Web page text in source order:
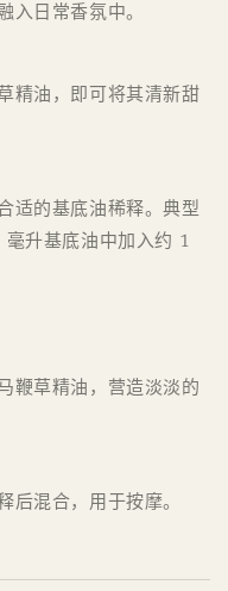
入日常香氛中。
精油，即可将其清新甜
适的基底油稀释。典型
升基底油中加入约 1
鞭草精油，营造淡淡的
后混合，用于按摩。